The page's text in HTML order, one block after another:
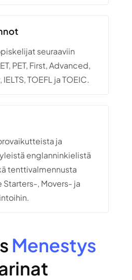
seuraaviin
PET, First, Advanced,
TOEFL ja TOEIC.
ja
englanninkielistä
tenttivalmennusta
, Movers- ja
Menestys